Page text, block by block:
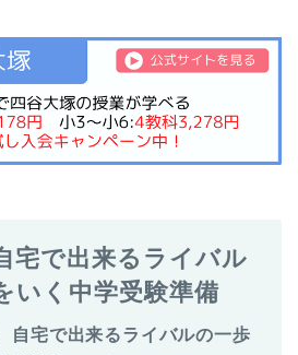
宅で出来るライバル
いく中学受験準備
自宅で出来るライバルの一歩